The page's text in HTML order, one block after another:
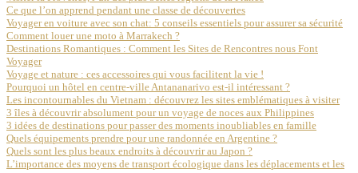
Ce que l’on apprend pendant une classe de découvertes
Voyager en voiture avec son chat: 5 conseils essentiels pour assurer sa sécurité
Comment louer une moto à Marrakech ?
Destinations Romantiques : Comment les Sites de Rencontres nous Font
Voyager
Voyage et nature : ces accessoires qui vous facilitent la vie !
Pourquoi un hôtel en centre-ville Antananarivo est-il intéressant ?
Les incontournables du Vietnam : découvrez les sites emblématiques à visiter
3 îles à découvrir absolument pour un voyage de noces aux Philippines
3 idées de destinations pour passer des moments inoubliables en famille
Quels équipements prendre pour une randonnée en Argentine ?
Quels sont les plus beaux endroits à découvrir au Japon ?
L’importance des moyens de transport écologique dans les déplacements et les